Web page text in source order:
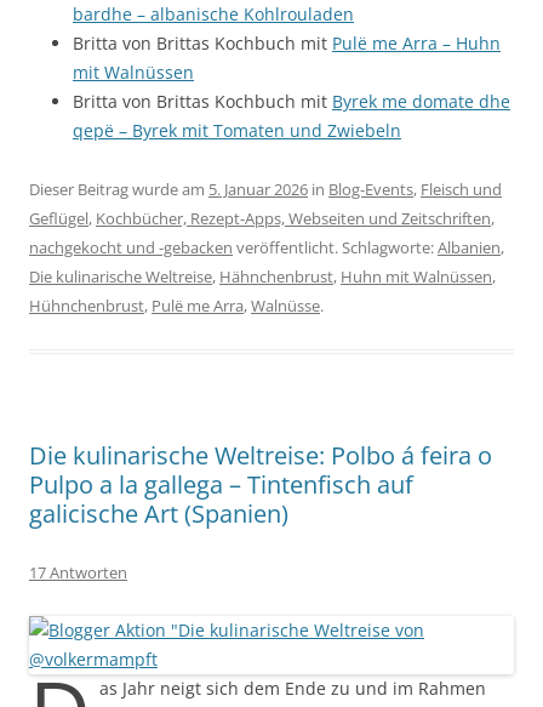
bardhe – albanische Kohlrouladen
Britta von Brittas Kochbuch mit Pulë me Arra – Huhn
mit Walnüssen
Britta von Brittas Kochbuch mit Byrek me domate dhe
qepë – Byrek mit Tomaten und Zwiebeln
Dieser Beitrag wurde am 5. Januar 2026 in Blog-Events, Fleisch und
Geflügel, Kochbücher, Rezept-Apps, Webseiten und Zeitschriften,
nachgekocht und -gebacken veröffentlicht. Schlagworte:Albanien,
Die kulinarische Weltreise, Hähnchenbrust, Huhn mit Walnüssen,
Hühnchenbrust, Pulë me Arra,Walnüsse.
Die kulinarische Weltreise: Polbo á feira o
Pulpo a la gallega – Tintenfisch auf
galicische Art (Spanien)
17 Antworten
as Jahr neigt sich dem Ende zu und im Rahmen